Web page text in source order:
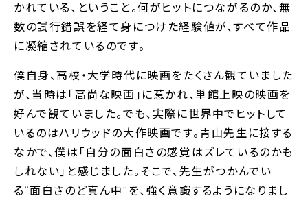
かれている、ということ。何がヒットにつながるのか、無
数の試行錯誤を経て身につけた経験値が、すべて作品
に凝縮されているのです。
僕自身、高校・大学時代に映画をたくさん観ていました
が、当時は｢高尚な映画｣に惹かれ、単館上映の映画を
好んで観ていました。でも、実際に世界中でヒットして
いるのはハリウッドの大作映画です。青山先生に接する
なかで、僕は｢自分の面白さの感覚はズレているのかも
しれない｣と感じました。そこで、先生がつかんでい
る“面白さのど真ん中”を、強く意識するようになりまし